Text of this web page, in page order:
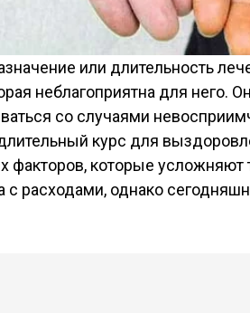
или длительность
неблагоприятна для него.
со случаями
курс для
факторов, которые
расходами, однако